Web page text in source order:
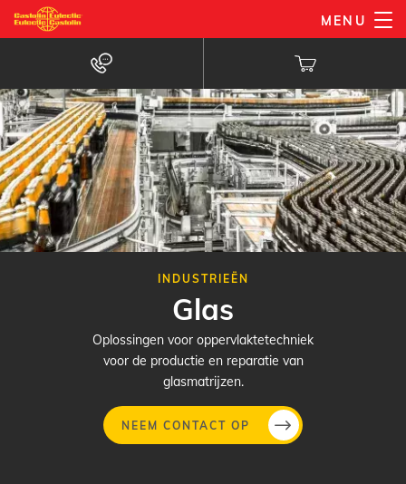
Overslaan
en
de
inhoud
gaan
MENU
INDUSTRIEËN
Glas
Oplossingen voor oppervlaktetechniek
voor de productie en reparatie van
glasmatrijzen.
NEEM CONTACT OP